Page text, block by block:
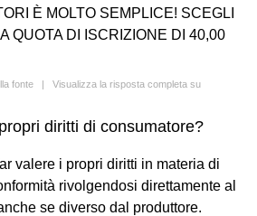
È MOLTO SEMPLICE! SCEGLI
QUOTA DI ISCRIZIONE DI 40,00
fonte | Visualizza la risposta completa su
diritti di consumatore?
valere i propri diritti in materia di
rivolgendosi direttamente al
se diverso dal produttore.